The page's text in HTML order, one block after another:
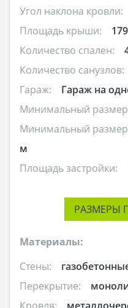
Угол наклона кровли:
Площадь крыши:
Количество спален:
Количество санузлов:
Гараж:
Гараж на
Минимальный размер
Минимальный размер
м
Площадь застройки:
РАЗМЕРЫ
Материалы:
Стены:
Перекрытие:
Кровля: